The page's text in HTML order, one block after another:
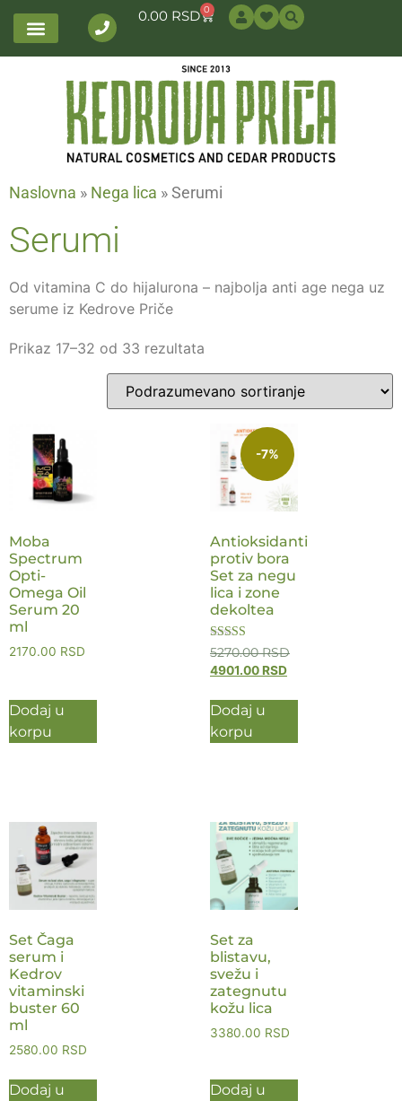
0.00 RSD 0
Naslovna » Nega lica »Serumi
Serumi
Od vitamina C do hijalurona – najbolja anti age nega uz
serume iz Kedrove Priče
Prikaz 17–32 od 33 rezultata
Moba
Spectrum
Opti-
Omega Oil
Serum 20
ml
2170.00 RSD
Dodaj u
korpu
-7%
Antioksidanti
protiv bora
Set za negu
lica i zone
dekoltea
Ocenjeno sa
5.00
od 5
5270.00RSD
4901.00RSD
Dodaj u
korpu
Set Čaga
serum i
Kedrov
vitaminski
buster 60
ml
2580.00 RSD
Dodaj u
Set za
blistavu,
svežu i
zategnutu
kožu lica
3380.00 RSD
Dodaj u